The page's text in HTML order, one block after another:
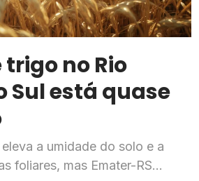
no Rio
Sul está quase
a umidade do solo e a
foliares, mas Emater-RS